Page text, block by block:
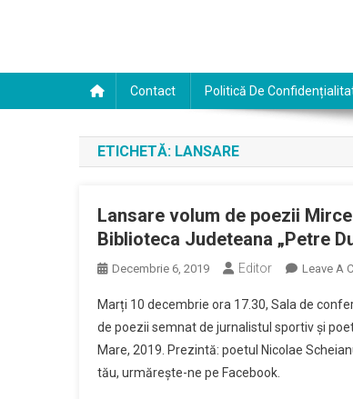
Contact Politică De
ETICHETĂ: LANSARE
Lansare volum de poezii
Biblioteca Judeteana „Petre
Decembrie 6, 2019 Editor Leave A
Marți 10 decembrie ora 17.30, Sala de
de poezii semnat de jurnalistul sportiv și
Mare, 2019. Prezintă: poetul Nicolae
tău, urmărește-ne pe Facebook.